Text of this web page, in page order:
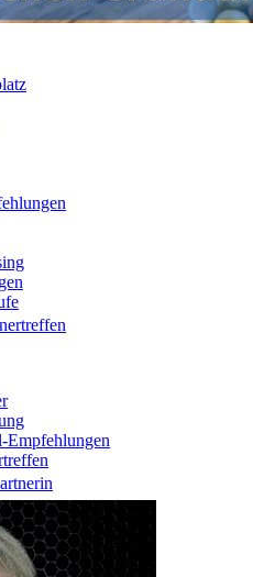
Empfehlungen